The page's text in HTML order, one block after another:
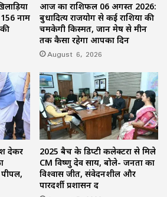
नाम
आज का राशिफल 06 अगस्त 2026:
बुधादित्य राजयोग से कई राशियों की
चमकेगी किस्मत, जानें मेष से मीन
तक कैसा रहेगा आपका दिन
August 6, 2026
देकर
2025 बैच के डिप्टी कलेक्टरों से मिले
CM विष्णु देव साय, बोले- जनता का
विश्वास जीतें, संवेदनशील और
पारदर्शी प्रशासन दें